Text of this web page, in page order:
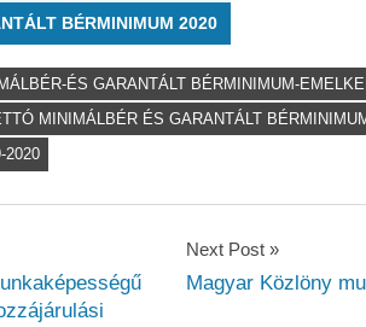
BÉRMINIMUM 2020
ÉS GARANTÁLT BÉRMINIMUM-
MINIMÁLBÉR ÉS GARANTÁLT
2020
Next Post
Magyar Közlöny